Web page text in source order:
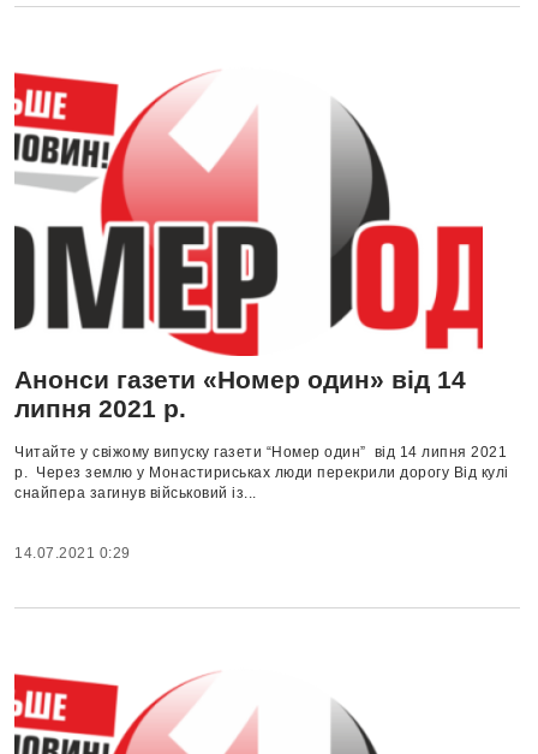
Анонси газети «Номер один» від 14
липня 2021 р.
Читайте у свіжому випуску газети “Номер один” від 14 липня 2021
р. Через землю у Монастириськах люди перекрили дорогу Від кулі
снайпера загинув військовий із...
14.07.2021 0:29